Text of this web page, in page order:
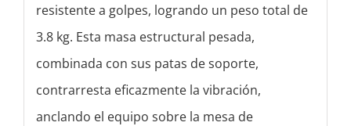
resistente a golpes, logrando un peso total de
3.8 kg. Esta masa estructural pesada,
combinada con sus patas de soporte,
contrarresta eficazmente la vibración,
anclando el equipo sobre la mesa de